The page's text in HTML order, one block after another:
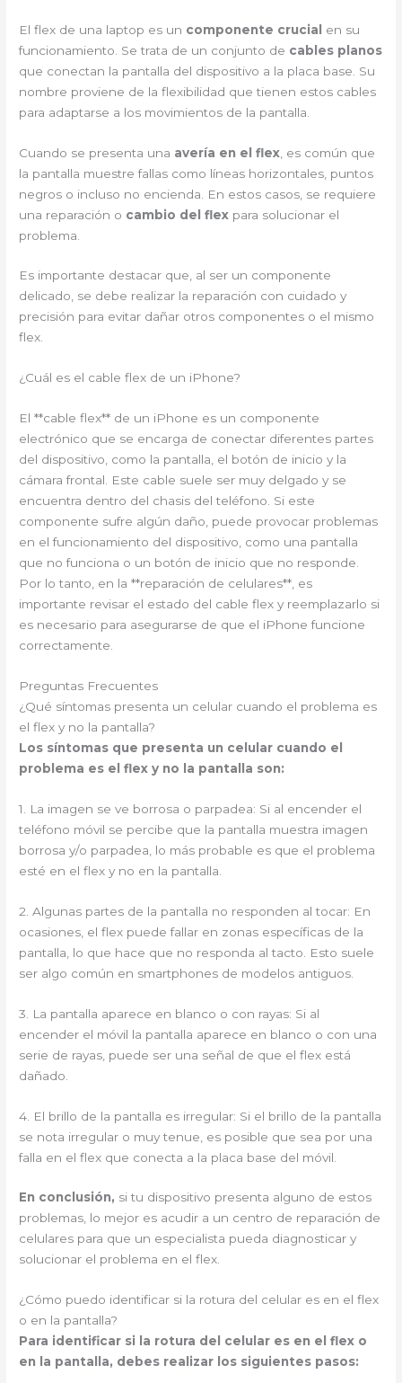
El flex de una laptop es un componente crucial
en su
funcionamiento. Se trata de un conjunto de cables planos
que conectan la pantalla del dispositivo a la placa base. Su
nombre proviene de la flexibilidad que tienen estos cables
para adaptarse a los movimientos de la pantalla.
Cuando se presenta una avería en el flex , es común que
la pantalla muestre fallas como líneas horizontales, puntos
negros o incluso no encienda. En estos casos, se requiere
una reparación o cambio del flex para solucionar el
problema.
Es importante destacar que, al ser un componente
delicado, se debe realizar la reparación con cuidado y
precisión para evitar dañar otros componentes o el mismo
flex.
¿Cuál es el cable flex de un iPhone?
El **cable flex** de un iPhone es un componente
electrónico que se encarga de conectar diferentes partes
del dispositivo, como la pantalla, el botón de inicio y la
cámara frontal. Este cable suele ser muy delgado y se
encuentra dentro del chasis del teléfono. Si este
componente sufre algún daño, puede provocar problemas
en el funcionamiento del dispositivo, como una pantalla
que no funciona o un botón de inicio que no responde.
Por lo tanto, en la **reparación de celulares**, es
importante revisar el estado del cable flex y reemplazarlo si
es necesario para asegurarse de que el iPhone funcione
correctamente.
Preguntas Frecuentes
¿Qué síntomas presenta un celular cuando el problema es
el flex y no la pantalla?
Los síntomas que presenta un celular cuando el
problema es el flex y no la pantalla son:
1. La imagen se ve borrosa o parpadea: Si al encender el
teléfono móvil se percibe que la pantalla muestra imagen
borrosa y/o parpadea, lo más probable es que el problema
esté en el flex y no en la pantalla.
2. Algunas partes de la pantalla no responden al tocar: En
ocasiones, el flex puede fallar en zonas específicas de la
pantalla, lo que hace que no responda al tacto. Esto suele
ser algo común en smartphones de modelos antiguos.
3. La pantalla aparece en blanco o con rayas: Si al
encender el móvil la pantalla aparece en blanco o con una
serie de rayas, puede ser una señal de que el flex está
dañado.
4. El brillo de la pantalla es irregular: Si el brillo de la pantalla
se nota irregular o muy tenue, es posible que sea por una
falla en el flex que conecta a la placa base del móvil.
En conclusión, si tu dispositivo presenta alguno de estos
problemas, lo mejor es acudir a un centro de reparación de
celulares para que un especialista pueda diagnosticar y
solucionar el problema en el flex.
¿Cómo puedo identificar si la rotura del celular es en el flex
o en la pantalla?
Para identificar si la rotura del celular es en el flex o
en la pantalla, debes realizar los siguientes pasos: